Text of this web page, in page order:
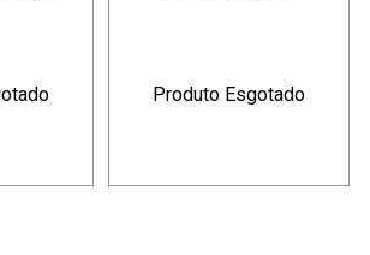
Produto Esgotado